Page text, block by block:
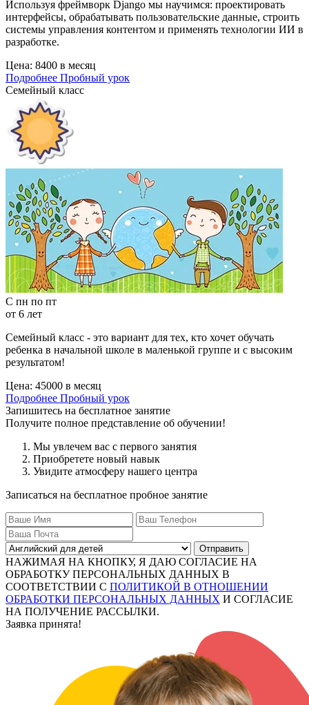
Используя фреймворк Django мы научимся: проектировать
интерфейсы, обрабатывать пользовательские данные, строить
системы управления контентом и применять технологии ИИ в
разработке.
Цена: 8400 в месяц
Подробнее Пробный урок
Семейный класс
С пн по пт
от 6 лет
Семейный класс - это вариант для тех, кто хочет обучать
ребенка в начальной школе в маленькой группе и с высоким
результатом!
Цена: 45000 в месяц
Подробнее Пробный урок
Запишитесь на бесплатное занятие
Получите полное представление об обучении!
Мы увлечем вас с первого занятия
Приобретете новый навык
Увидите атмосферу нашего центра
Записаться на бесплатное пробное занятие
Отправить
НАЖИМАЯ НА КНОПКУ, Я ДАЮ СОГЛАСИЕ НА
ОБРАБОТКУ ПЕРСОНАЛЬНЫХ ДАННЫХ В
СООТВЕТСТВИИ С ПОЛИТИКОЙ В ОТНОШЕНИИ
ОБРАБОТКИ ПЕРСОНАЛЬНЫХ ДАННЫХ И СОГЛАСИЕ
НА ПОЛУЧЕНИЕ РАССЫЛКИ.
Заявка принята!